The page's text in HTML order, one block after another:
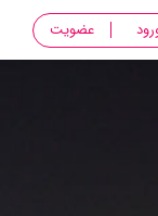
عضویت